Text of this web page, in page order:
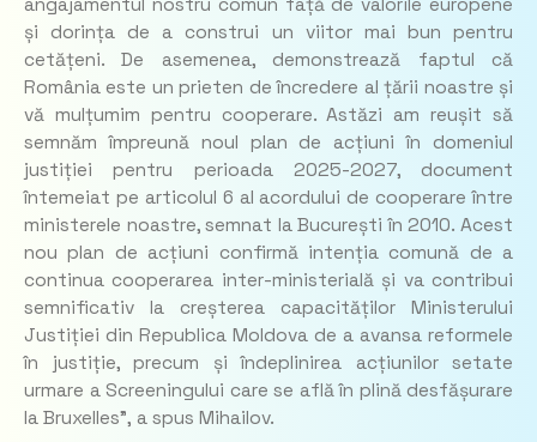
angajamentul nostru comun față de valorile europene
și dorința de a construi un viitor mai bun pentru
cetățeni. De asemenea, demonstrează faptul că
România este un prieten de încredere al țării noastre și
vă mulțumim pentru cooperare. Astăzi am reușit să
semnăm împreună noul plan de acțiuni în domeniul
justiției pentru perioada 2025-2027, document
întemeiat pe articolul 6 al acordului de cooperare între
ministerele noastre, semnat la București în 2010. Acest
nou plan de acțiuni confirmă intenția comună de a
continua cooperarea inter-ministerială și va contribui
semnificativ la creșterea capacităților Ministerului
Justiției din Republica Moldova de a avansa reformele
în justiție, precum și îndeplinirea acțiunilor setate
urmare a Screeningului care se află în plină desfășurare
la Bruxelles”, a spus Mihailov.